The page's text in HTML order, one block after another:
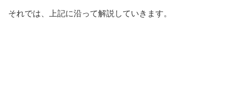
それでは、上記に沿って解説していきます。